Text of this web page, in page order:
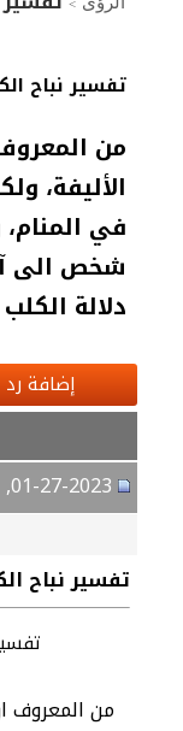
>
تفسير نباح
من
الأليفة،
في
شخص الى
دلالة
إضافة رد
تفسير نباح
من المعروف